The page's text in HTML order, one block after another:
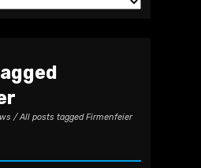
/ All posts tagged Firmenfeier